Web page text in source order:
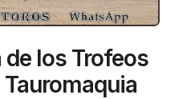
los Trofeos